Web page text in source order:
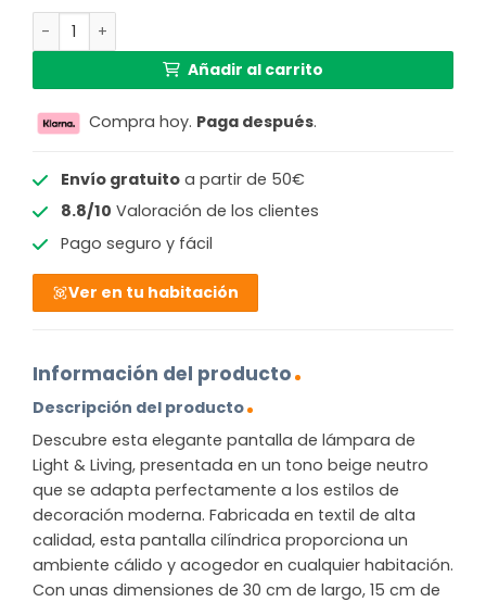
Pantalla de lámpara beige en forma cilíndrica de tela
Añadir al carrito
Compra hoy. Paga después.
Envío gratuitoa partir de 50€
8.8/10 Valoración de los clientes
Pago seguro y fácil
Ver en tu habitación
Información del producto
Descripción del producto
Descubre esta elegante pantalla de lámpara de
Light & Living, presentada en un tono beige neutro
que se adapta perfectamente a los estilos de
decoración moderna. Fabricada en textil de alta
calidad, esta pantalla cilíndrica proporciona un
ambiente cálido y acogedor en cualquier habitación.
Con unas dimensiones de 30 cm de largo, 15 cm de